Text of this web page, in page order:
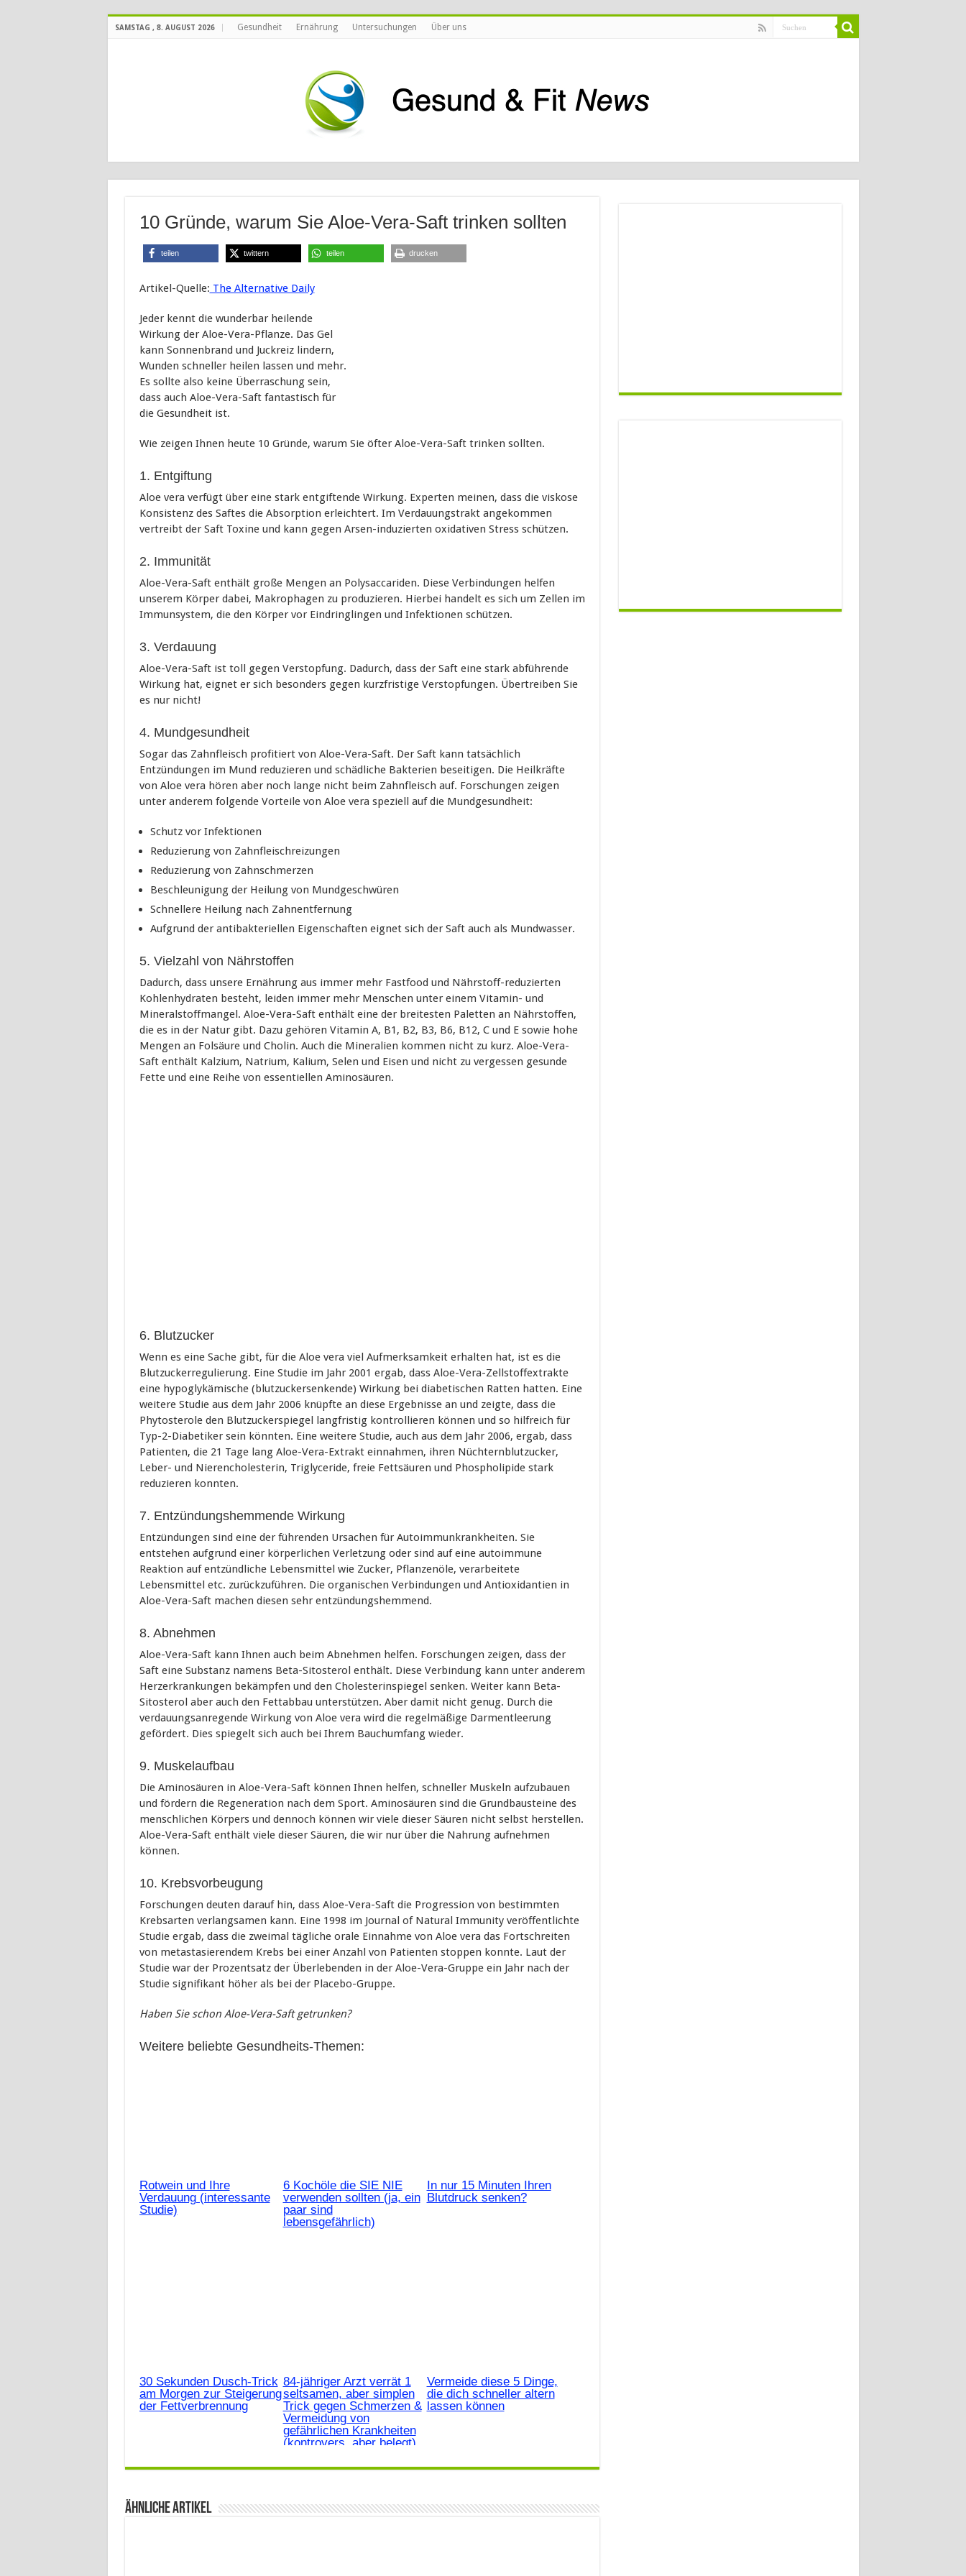
SAMSTAG , 8. AUGUST 2026 Gesundheit Ernährung Untersuchungen Über uns
10 Gründe, warum Sie Aloe-Vera-Saft trinken sollten
teilen twittern teilen drucken
Artikel-Quelle: The Alternative Daily
Jeder kennt die wunderbar heilende
Wirkung der Aloe-Vera-Pflanze. Das Gel
kann Sonnenbrand und Juckreiz lindern,
Wunden schneller heilen lassen und mehr.
Es sollte also keine Überraschung sein,
dass auch Aloe-Vera-Saft fantastisch für
die Gesundheit ist.
Wie zeigen Ihnen heute 10 Gründe, warum Sie öfter Aloe-Vera-Saft trinken sollten.
1. Entgiftung
Aloe vera verfügt über eine stark entgiftende Wirkung. Experten meinen, dass die viskose
Konsistenz des Saftes die Absorption erleichtert. Im Verdauungstrakt angekommen
vertreibt der Saft Toxine und kann gegen Arsen-induzierten oxidativen Stress schützen.
2. Immunität
Aloe-Vera-Saft enthält große Mengen an Polysaccariden. Diese Verbindungen helfen
unserem Körper dabei, Makrophagen zu produzieren. Hierbei handelt es sich um Zellen im
Immunsystem, die den Körper vor Eindringlingen und Infektionen schützen.
3. Verdauung
Aloe-Vera-Saft ist toll gegen Verstopfung. Dadurch, dass der Saft eine stark abführende
Wirkung hat, eignet er sich besonders gegen kurzfristige Verstopfungen. Übertreiben Sie
es nur nicht!
4. Mundgesundheit
Sogar das Zahnfleisch profitiert von Aloe-Vera-Saft. Der Saft kann tatsächlich
Entzündungen im Mund reduzieren und schädliche Bakterien beseitigen. Die Heilkräfte
von Aloe vera hören aber noch lange nicht beim Zahnfleisch auf. Forschungen zeigen
unter anderem folgende Vorteile von Aloe vera speziell auf die Mundgesundheit:
Schutz vor Infektionen
Reduzierung von Zahnfleischreizungen
Reduzierung von Zahnschmerzen
Beschleunigung der Heilung von Mundgeschwüren
Schnellere Heilung nach Zahnentfernung
Aufgrund der antibakteriellen Eigenschaften eignet sich der Saft auch als Mundwasser.
5. Vielzahl von Nährstoffen
Dadurch, dass unsere Ernährung aus immer mehr Fastfood und Nährstoff-reduzierten
Kohlenhydraten besteht, leiden immer mehr Menschen unter einem Vitamin- und
Mineralstoffmangel. Aloe-Vera-Saft enthält eine der breitesten Paletten an Nährstoffen,
die es in der Natur gibt. Dazu gehören Vitamin A, B1, B2, B3, B6, B12, C und E sowie hohe
Mengen an Folsäure und Cholin. Auch die Mineralien kommen nicht zu kurz. Aloe-Vera-
Saft enthält Kalzium, Natrium, Kalium, Selen und Eisen und nicht zu vergessen gesunde
Fette und eine Reihe von essentiellen Aminosäuren.
6. Blutzucker
Wenn es eine Sache gibt, für die Aloe vera viel Aufmerksamkeit erhalten hat, ist es die
Blutzuckerregulierung. Eine Studie im Jahr 2001 ergab, dass Aloe-Vera-Zellstoffextrakte
eine hypoglykämische (blutzuckersenkende) Wirkung bei diabetischen Ratten hatten. Eine
weitere Studie aus dem Jahr 2006 knüpfte an diese Ergebnisse an und zeigte, dass die
Phytosterole den Blutzuckerspiegel langfristig kontrollieren können und so hilfreich für
Typ-2-Diabetiker sein könnten. Eine weitere Studie, auch aus dem Jahr 2006, ergab, dass
Patienten, die 21 Tage lang Aloe-Vera-Extrakt einnahmen, ihren Nüchternblutzucker,
Leber- und Nierencholesterin, Triglyceride, freie Fettsäuren und Phospholipide stark
reduzieren konnten.
7. Entzündungshemmende Wirkung
Entzündungen sind eine der führenden Ursachen für Autoimmunkrankheiten. Sie
entstehen aufgrund einer körperlichen Verletzung oder sind auf eine autoimmune
Reaktion auf entzündliche Lebensmittel wie Zucker, Pflanzenöle, verarbeitete
Lebensmittel etc. zurückzuführen. Die organischen Verbindungen und Antioxidantien in
Aloe-Vera-Saft machen diesen sehr entzündungshemmend.
8. Abnehmen
Aloe-Vera-Saft kann Ihnen auch beim Abnehmen helfen. Forschungen zeigen, dass der
Saft eine Substanz namens Beta-Sitosterol enthält. Diese Verbindung kann unter anderem
Herzerkrankungen bekämpfen und den Cholesterinspiegel senken. Weiter kann Beta-
Sitosterol aber auch den Fettabbau unterstützen. Aber damit nicht genug. Durch die
verdauungsanregende Wirkung von Aloe vera wird die regelmäßige Darmentleerung
gefördert. Dies spiegelt sich auch bei Ihrem Bauchumfang wieder.
9. Muskelaufbau
Die Aminosäuren in Aloe-Vera-Saft können Ihnen helfen, schneller Muskeln aufzubauen
und fördern die Regeneration nach dem Sport. Aminosäuren sind die Grundbausteine des
menschlichen Körpers und dennoch können wir viele dieser Säuren nicht selbst herstellen.
Aloe-Vera-Saft enthält viele dieser Säuren, die wir nur über die Nahrung aufnehmen
können.
10. Krebsvorbeugung
Forschungen deuten darauf hin, dass Aloe-Vera-Saft die Progression von bestimmten
Krebsarten verlangsamen kann. Eine 1998 im Journal of Natural Immunity veröffentlichte
Studie ergab, dass die zweimal tägliche orale Einnahme von Aloe vera das Fortschreiten
von metastasierendem Krebs bei einer Anzahl von Patienten stoppen konnte. Laut der
Studie war der Prozentsatz der Überlebenden in der Aloe-Vera-Gruppe ein Jahr nach der
Studie signifikant höher als bei der Placebo-Gruppe.
Haben Sie schon Aloe-Vera-Saft getrunken?
Weitere beliebte Gesundheits-Themen:
Rotwein und Ihre
Verdauung (interessante
Studie)
6 Kochöle die SIE NIE
verwenden sollten (ja, ein
paar sind
lebensgefährlich)
In nur 15 Minuten Ihren
Blutdruck senken?
30 Sekunden Dusch-Trick
am Morgen zur Steigerung
der Fettverbrennung
84-jähriger Arzt verrät 1
seltsamen, aber simplen
Trick gegen Schmerzen &
Vermeidung von
gefährlichen Krankheiten
(kontrovers, aber belegt)
Vermeide diese 5 Dinge,
die dich schneller altern
lassen können
Ähnliche Artikel